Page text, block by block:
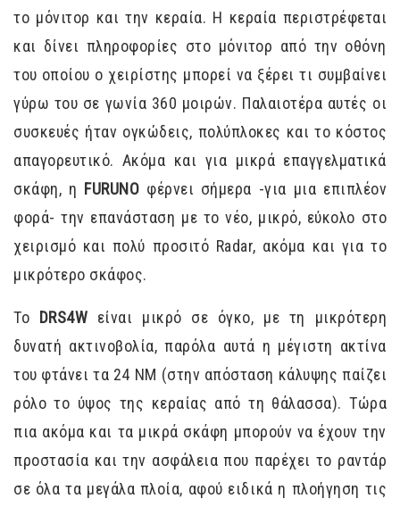
το μόνιτορ και την κεραία. Η κεραία περιστρέφεται
και δίνει πληροφορίες στο μόνιτορ από την οθόνη
του οποίου ο χειρίστης μπορεί να ξέρει τι συμβαίνει
γύρω του σε γωνία 360 μοιρών. Παλαιοτέρα αυτές οι
συσκευές ήταν ογκώδεις, πολύπλοκες και το κόστος
απαγορευτικό. Ακόμα και για μικρά επαγγελματικά
σκάφη, η FURUNO φέρνει σήμερα -για μια επιπλέον
φορά- την επανάσταση με το νέο, μικρό, εύκολο στο
χειρισμό και πολύ προσιτό Radar, ακόμα και για το
μικρότερο σκάφος.
Το DRS4W είναι μικρό σε όγκο, με τη μικρότερη
δυνατή ακτινοβολία, παρόλα αυτά η μέγιστη ακτίνα
του φτάνει τα 24 NM (στην απόσταση κάλυψης παίζει
ρόλο το ύψος της κεραίας από τη θάλασσα). Τώρα
πια ακόμα και τα μικρά σκάφη μπορούν να έχουν την
προστασία και την ασφάλεια που παρέχει το ραντάρ
σε όλα τα μεγάλα πλοία, αφού ειδικά η πλοήγηση τις